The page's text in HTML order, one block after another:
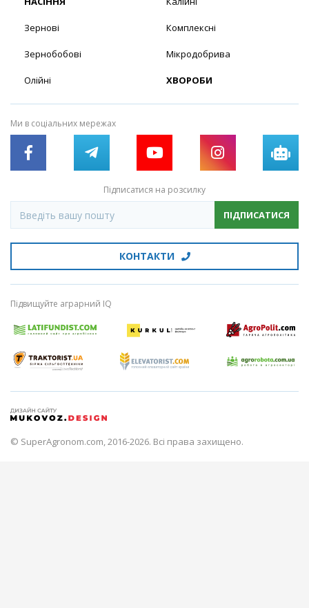
Зернові
Зернобобові
Олійні
Комплексні
Мікродобрива
ХВОРОБИ
Ми в соціальних мережах
Підписатися на розсилку
ПІДПИСАТИСЯ
КОНТАКТИ
Підвищуйте аграрний IQ
© SuperAgronom.com, 2016-2026. Всі права захищено.